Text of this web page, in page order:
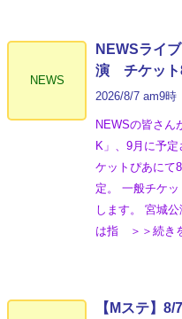
NEWS
NEWSライ
演 チケット
2026/8/7 am9時
NEWSの皆さん
K」、9月に予
ケットぴあにて
定。 一般チケ
します。 宮城
は指 ＞＞続き
【Mステ】